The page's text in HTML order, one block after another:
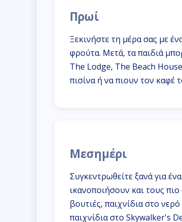
Πρωί
Ξεκινήστε τη μέρα σας με
φρούτα. Μετά, τα παιδιά
The Lodge, The Beach
πισίνα ή να πιουν τον
Μεσημέρι
Συγκεντρωθείτε ξανά για
ικανοποιήσουν και τους
βουτιές, παιχνίδια στο
παιχνίδια στο Skywalker's